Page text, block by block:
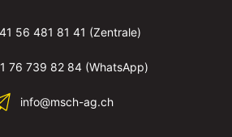
56 481 81 41 (Zentrale)
76 739 82 84 (WhatsApp)
info@msch-ag.ch